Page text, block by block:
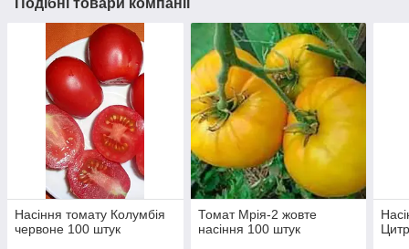
Подібні товари компанії
Насіння томату Колумбія
червоне 100 штук
Томат Мрія-2 жовте
насіння 100 штук